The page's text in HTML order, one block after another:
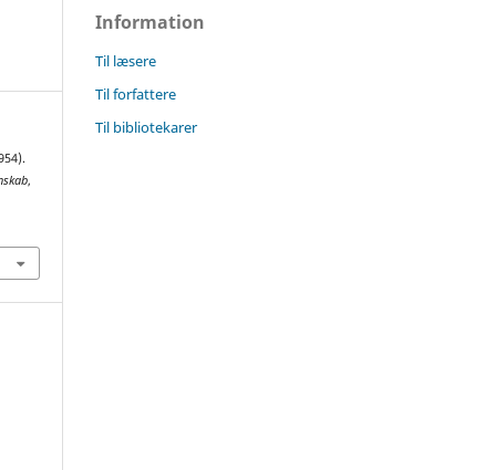
,
Information
Til læsere
Til forfattere
Til bibliotekarer